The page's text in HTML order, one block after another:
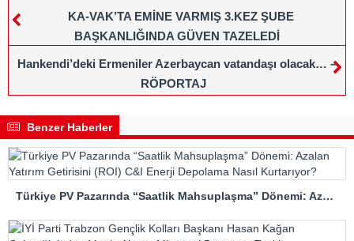
KA-VAK’TA EMİNE VARMIŞ 3.KEZ ŞUBE
BAŞKANLIĞINDA GÜVEN TAZELEDİ
Hankendi’deki Ermeniler Azerbaycan vatandaşı olacak… –
RÖPORTAJ
Benzer Haberler
Türkiye PV Pazarında “Saatlik Mahsuplaşma” Dönemi: Azalan Yatırım Getirisini (ROI) C&I Enerji Depolama Nasıl Kurtarıyor?